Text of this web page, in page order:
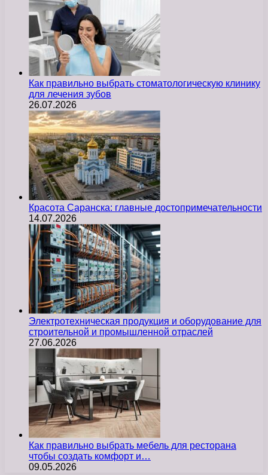
Как правильно выбрать стоматологическую клинику
для лечения зубов
26.07.2026
Красота Саранска: главные достопримечательности
14.07.2026
Электротехническая продукция и оборудование для
строительной и промышленной отраслей
27.06.2026
Как правильно выбрать мебель для ресторана
чтобы создать комфорт и…
09.05.2026